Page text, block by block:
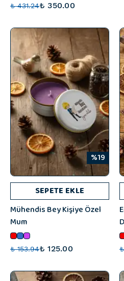
₺ 431.24₺ 350.00
%19
SEPETE EKLE
Mühendis Bey Kişiye Özel
Mum
₺ 153.94₺ 125.00